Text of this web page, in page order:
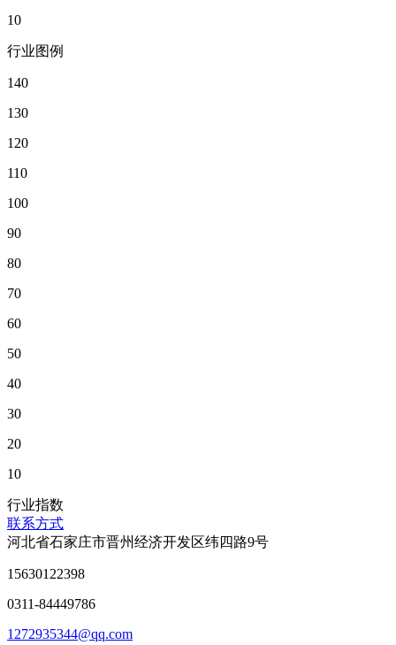
10
行业图例
140
130
120
110
100
90
80
70
60
50
40
30
20
10
行业指数
联系方式
河北省石家庄市晋州经济开发区纬四路9号
15630122398
0311-84449786
1272935344@qq.com